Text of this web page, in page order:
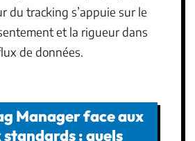
du tracking s’appuie sur le
et la rigueur dans
de données.
Manager face aux
: quels